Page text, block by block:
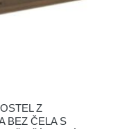
Z
BEZ ČELA S